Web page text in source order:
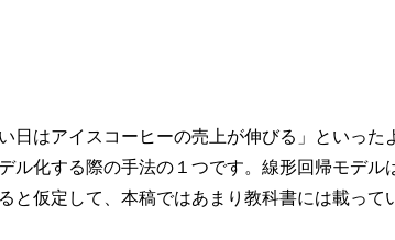
日はアイスコーヒーの売上が伸びる」といった
ル化する際の手法の１つです。線形回帰モデル
と仮定して、本稿ではあまり教科書には載って